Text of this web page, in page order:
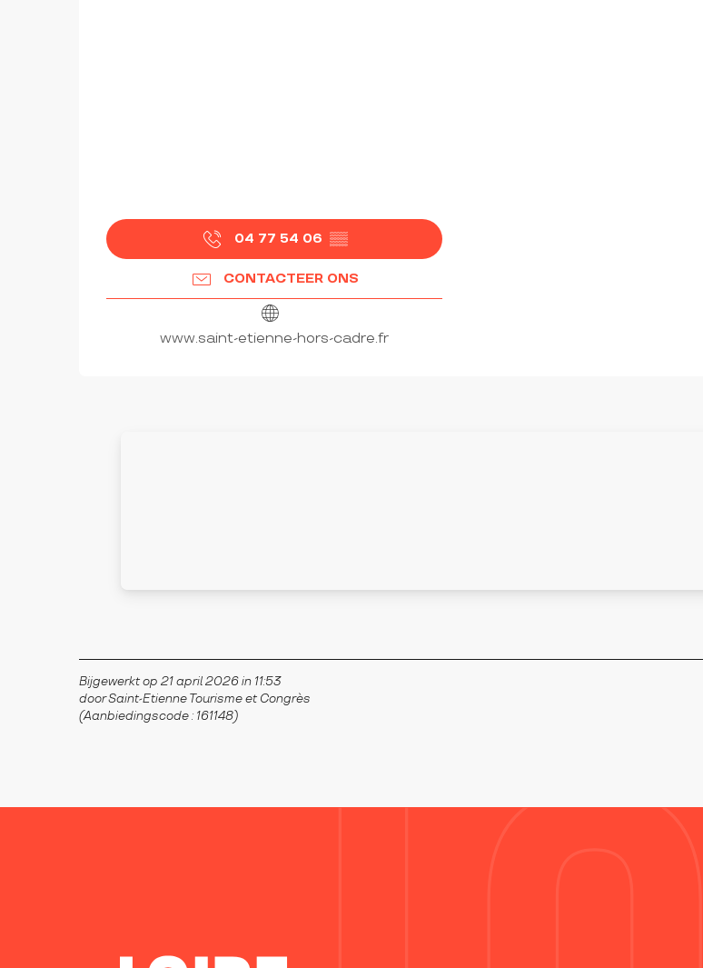
04 77 54 06 ▒▒
CONTACTEER ONS
www.saint-etienne-hors-cadre.fr
Bijgewerkt op 21 april 2026 in 11:53
door Saint-Etienne Tourisme et Congrès
(Aanbiedingscode : 161148)